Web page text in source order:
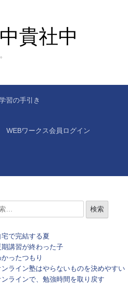
貴社中
習の手引き
WEBワークス会員ログイン
宅で完結する夏
期講習が終わった子
ったつもり
ンライン塾はやらないものを決めやすい
ンラインで、勉強時間を取り戻す